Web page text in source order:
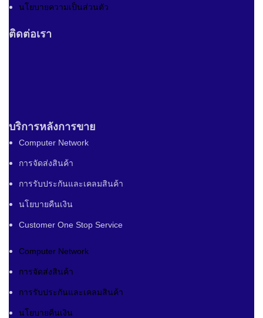
นโยบายความเป็นส่วนตัว
ติดต่อเรา
บริการหลังการขาย
Computer Network
การจัดส่งสินค้า
การรับประกันและเคลมสินค้า
นโยบายคืนเงิน
Customer One Stop Service
Computer Network
การจัดส่งสินค้า
การรับประกันและเคลมสินค้า
นโยบายคืนเงิน